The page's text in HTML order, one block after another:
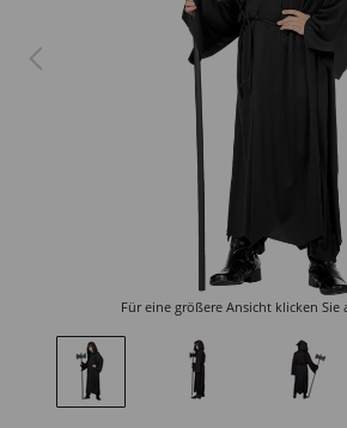
Für eine größere Ansicht klicken Sie